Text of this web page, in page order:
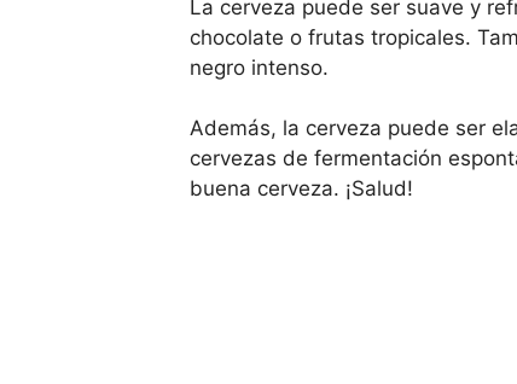
La cerveza puede ser suave y
chocolate o frutas tropicales.
negro intenso.
Además, la cerveza puede ser
cervezas de fermentación
buena cerveza. ¡Salud!